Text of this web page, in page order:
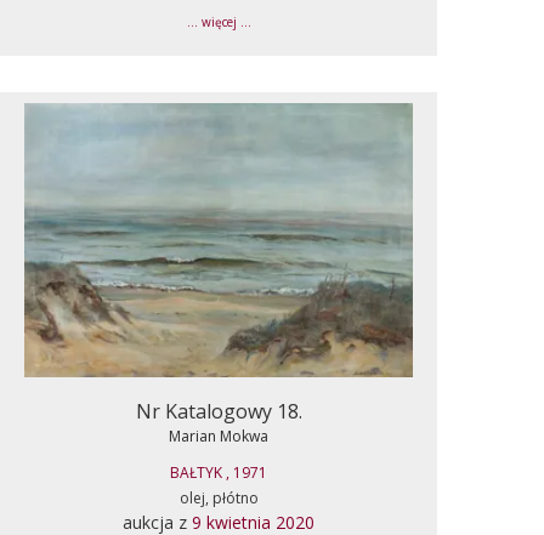
... więcej ...
Nr Katalogowy 18.
Marian Mokwa
BAŁTYK , 1971
olej, płótno
aukcja z 9 kwietnia 2020